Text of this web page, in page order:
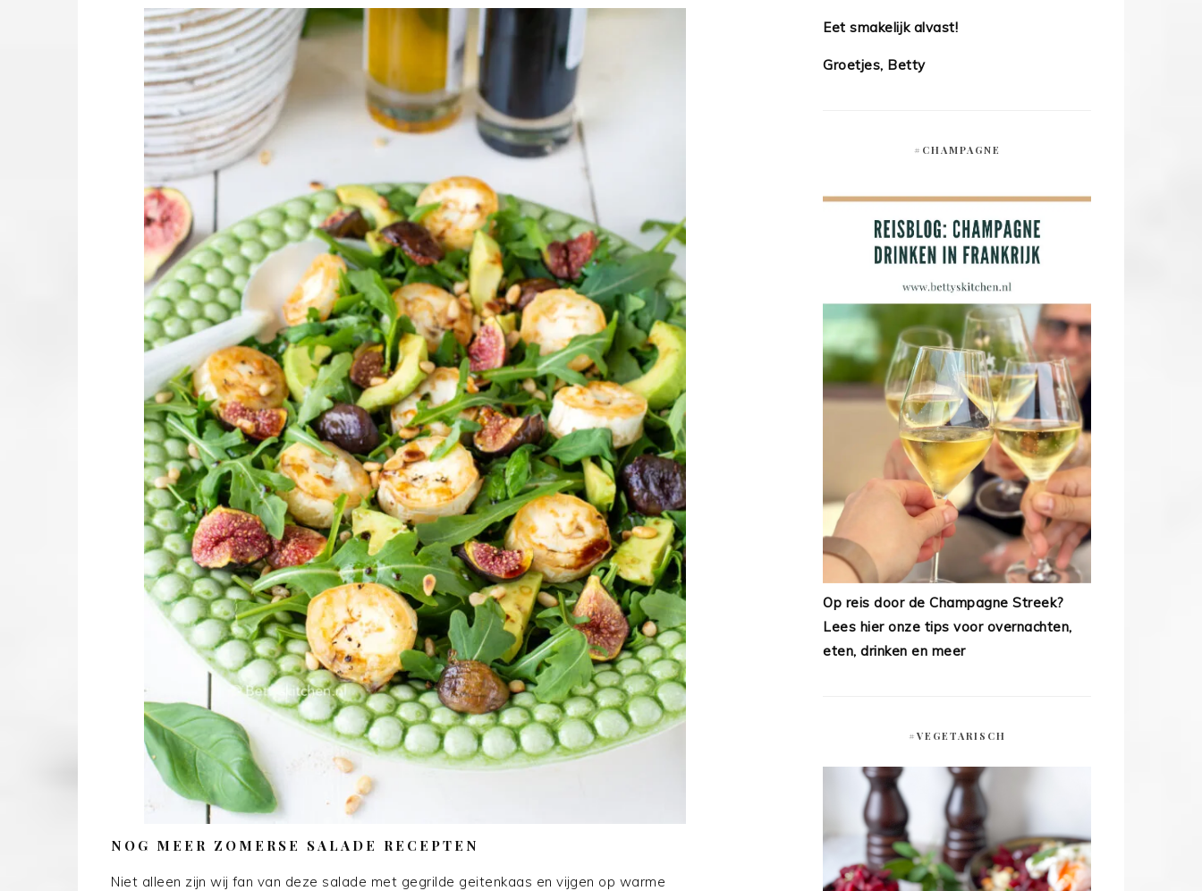
NOG MEER ZOMERSE SALADE RECEPTEN
Niet alleen zijn wij fan van deze salade met gegrilde geitenkaas en vijgen op warme
Eet smakelijk alvast!
Groetjes, Betty
#CHAMPAGNE
Op reis door de Champagne Streek?
Lees hier onze tips voor overnachten,
eten, drinken en meer
#VEGETARISCH